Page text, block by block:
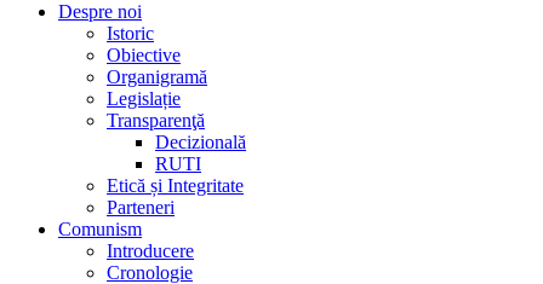
Despre noi
Istoric
Obiective
Organigramă
Legislație
Transparenţă
Decizională
RUTI
Etică și Integritate
Parteneri
Comunism
Introducere
Cronologie